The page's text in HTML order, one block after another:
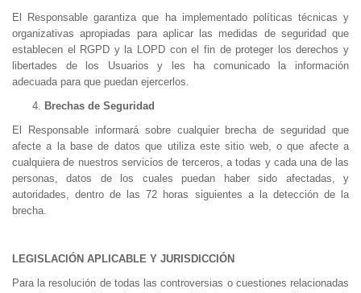
El Responsable garantiza que ha implementado políticas técnicas y
organizativas apropiadas para aplicar las medidas de seguridad que
establecen el RGPD y la LOPD con el fin de proteger los derechos y
libertades de los Usuarios y les ha comunicado la información
adecuada para que puedan ejercerlos.
Brechas de Seguridad
El Responsable informará sobre cualquier brecha de seguridad que
afecte a la base de datos que utiliza este sitio web, o que afecte a
cualquiera de nuestros servicios de terceros, a todas y cada una de las
personas, datos de los cuales puedan haber sido afectadas, y
autoridades, dentro de las 72 horas siguientes a la detección de la
brecha.
LEGISLACIÓN APLICABLE Y JURISDICCIÓN
Para la resolución de todas las controversias o cuestiones relacionadas